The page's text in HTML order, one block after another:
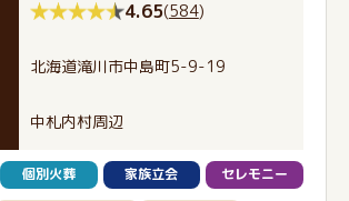
4.65(584)
北海道滝川市中島町5-9-19
中札内村周辺
個別火葬 家族立会 セレモニー